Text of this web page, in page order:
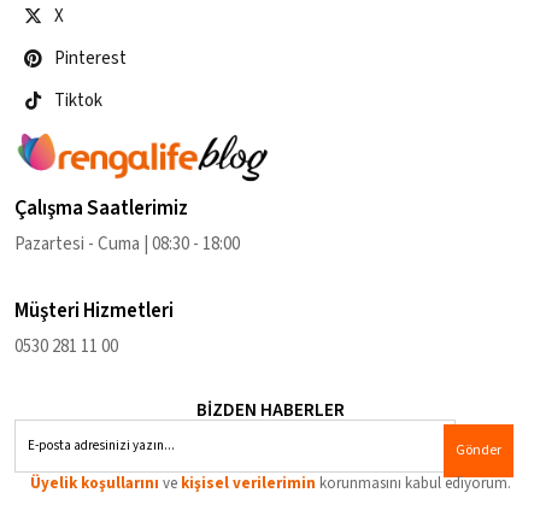
X
Pinterest
Tiktok
Çalışma Saatlerimiz
Pazartesi - Cuma | 08:30 - 18:00
Müşteri Hizmetleri
0530 281 11 00
BİZDEN HABERLER
Gönder
Üyelik koşullarını ve kişisel verilerimin korunmasını kabul ediyorum.